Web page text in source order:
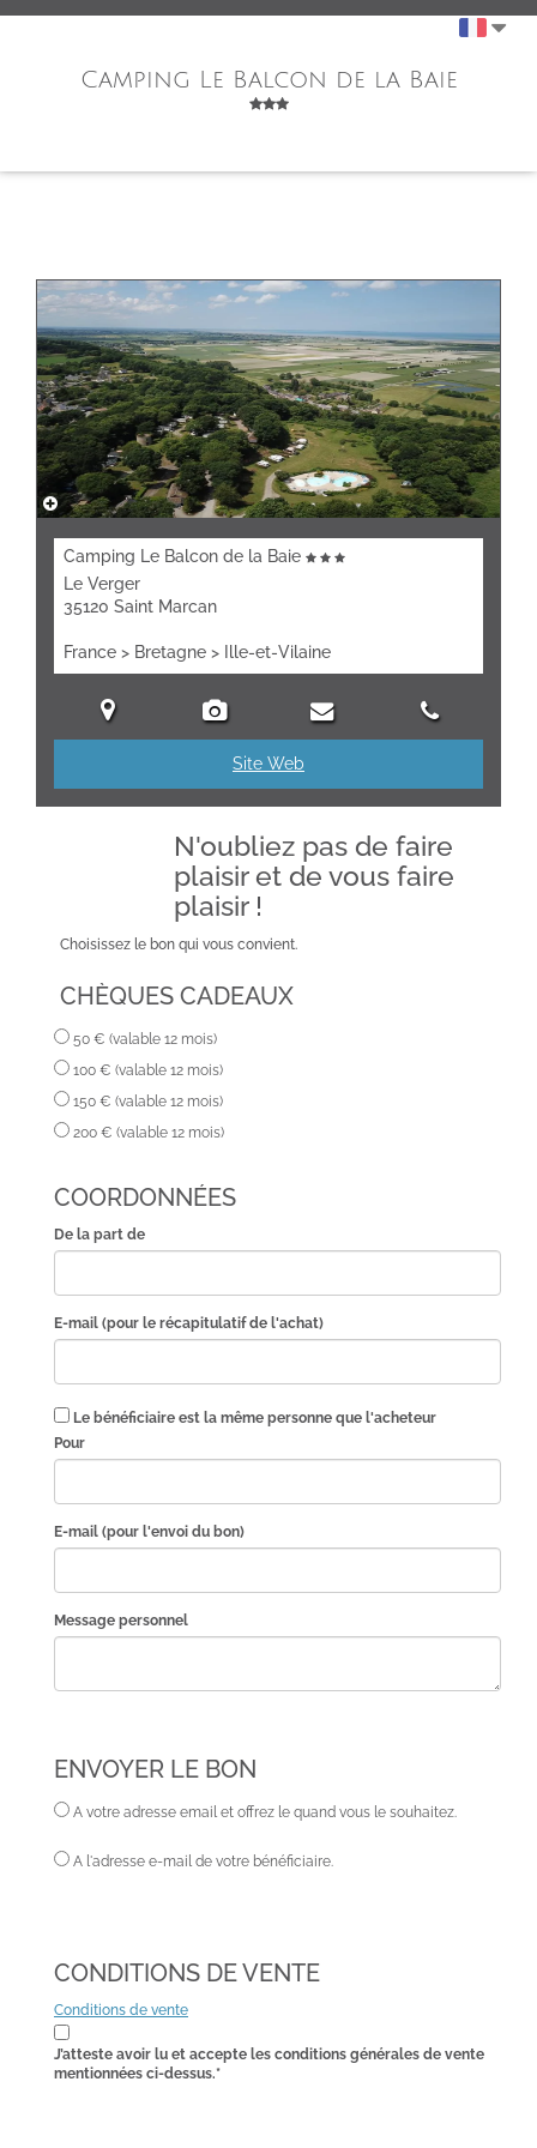
Camping Le Balcon de la Baie
Camping Le Balcon de la Baie
Le Verger
35120 Saint Marcan
France > Bretagne > Ille-et-Vilaine
Site Web
N'oubliez pas de faire
plaisir et de vous faire
plaisir !
Choisissez le bon qui vous convient.
CHÈQUES CADEAUX
50 € (valable 12 mois)
100 € (valable 12 mois)
150 € (valable 12 mois)
200 € (valable 12 mois)
COORDONNÉES
De la part de
E-mail (pour le récapitulatif de l'achat)
Le bénéficiaire est la même personne que l'acheteur
Pour
E-mail (pour l'envoi du bon)
Message personnel
ENVOYER LE BON
A votre adresse email et offrez le quand vous le souhaitez.
A l'adresse e-mail de votre bénéficiaire.
CONDITIONS DE VENTE
Conditions de vente
J’atteste avoir lu et accepte les conditions générales de vente
mentionnées ci-dessus.*